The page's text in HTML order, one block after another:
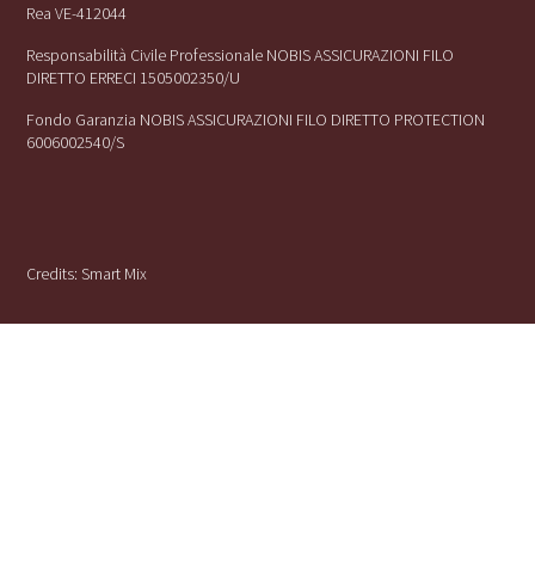
Rea VE-412044
Responsabilità Civile Professionale NOBIS ASSICURAZIONI FILO
DIRETTO ERRECI 1505002350/U
Fondo Garanzia NOBIS ASSICURAZIONI FILO DIRETTO PROTECTION
6006002540/S
Credits:Smart Mix